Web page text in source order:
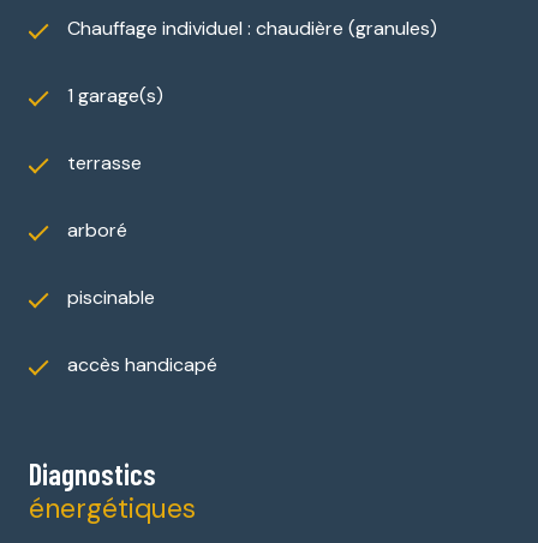
Chauffage individuel : chaudière (granules)
1 garage(s)
terrasse
arboré
piscinable
accès handicapé
Diagnostics
énergétiques